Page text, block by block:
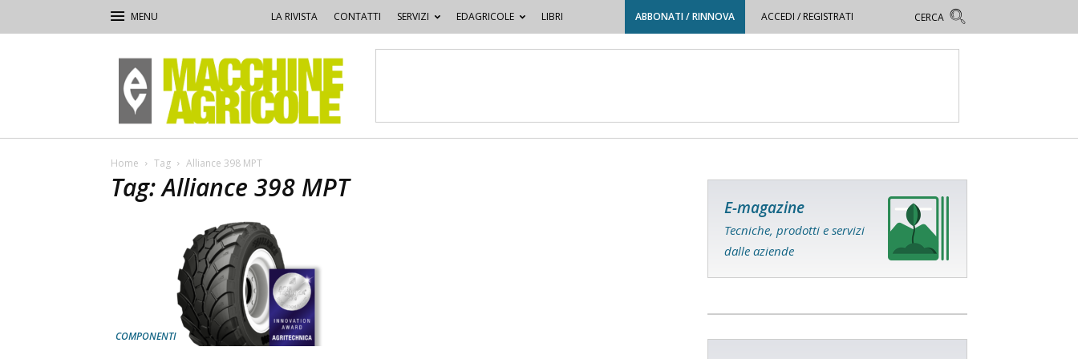
LA RIVISTA CONTATTI SERVIZI EDAGRICOLE LIBRI ABBONATI / RINNOVA ACCEDI / REGISTRATI
Macchine
Agricole
Home Tag Alliance 398 MPT
Tag: Alliance 398 MPT
COMPONENTI
E-magazine
Tecniche, prodotti e servizi
dalle aziende